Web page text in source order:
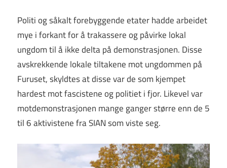
Politi og såkalt forebyggende etater hadde arbeidet
mye i forkant for å trakassere og påvirke lokal
ungdom til å ikke delta på demonstrasjonen. Disse
avskrekkende lokale tiltakene mot ungdommen på
Furuset, skyldtes at disse var de som kjempet
hardest mot fascistene og politiet i fjor. Likevel var
motdemonstrasjonen mange ganger større enn de 5
til 6 aktivistene fra SIAN som viste seg.